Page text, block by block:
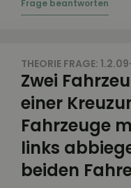
THEORIE FRAGE:
Zwei
einer
Fahrzeuge
links
beiden